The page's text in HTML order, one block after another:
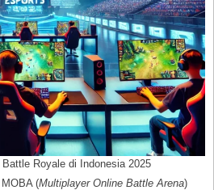
Royale di Indonesia 2025
(Multiplayer Online Battle Arena)